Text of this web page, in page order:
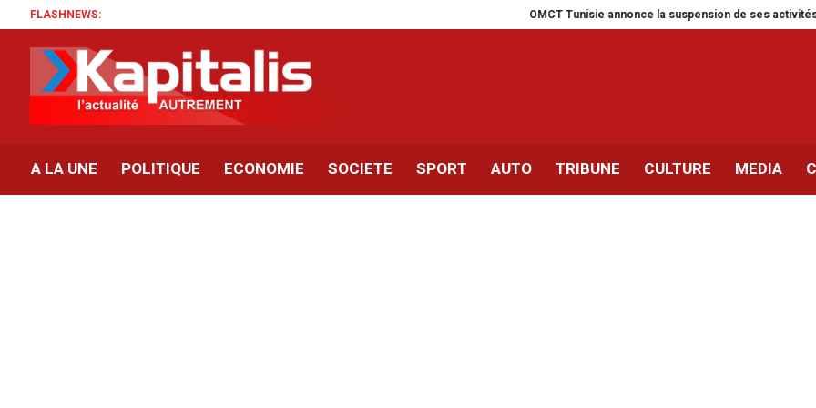
FLASHNEWS: OMCT Tunisie annonce la suspension de ses activités pour un mois
A LA UNE POLITIQUE ECONOMIE SOCIETE SPORT AUTO TRIBUNE CULTURE MEDIA